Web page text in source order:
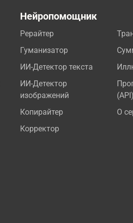
Нейропомощник
Рерайтер
Гуманизатор
ИИ-Детектор текста
ИИ-Детектор
изображений
Копирайтер
Корректор
(API)
О